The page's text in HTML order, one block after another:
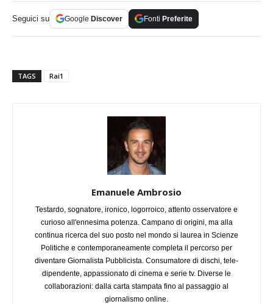
Seguici su Google Discover Fonti Preferite
TAGS Rai1
Emanuele Ambrosio
Testardo, sognatore, ironico, logorroico, attento osservatore e
curioso all'ennesima potenza. Campano di origini, ma alla
continua ricerca del suo posto nel mondo si laurea in Scienze
Politiche e contemporaneamente completa il percorso per
diventare Giornalista Pubblicista. Consumatore di dischi, tele-
dipendente, appassionato di cinema e serie tv. Diverse le
collaborazioni: dalla carta stampata fino al passaggio al
giornalismo online.